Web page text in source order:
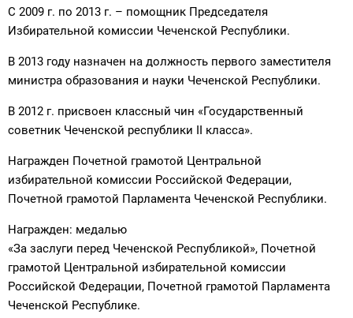
С 2009 г. по 2013 г. – помощник Председателя
Избирательной комиссии Чеченской Республики.
В 2013 году назначен на должность первого заместителя
министра образования и науки Чеченской Республики.
В 2012 г. присвоен классный чин «Государственный
советник Чеченской республики II класса».
Награжден Почетной грамотой Центральной
избирательной комиссии Российской Федерации,
Почетной грамотой Парламента Чеченской Республики.
Награжден: медалью
«За заслуги перед Чеченской Республикой», Почетной
грамотой Центральной избирательной комиссии
Российской Федерации, Почетной грамотой Парламента
Чеченской Республике.